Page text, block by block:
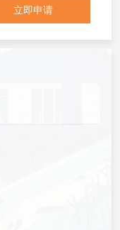
立即申请